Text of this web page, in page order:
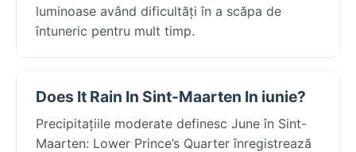
luminoase având dificultăți în a scăpa de
întuneric pentru mult timp.
Does It Rain In Sint-Maarten In iunie?
Precipitațiile moderate definesc June în Sint-
Maarten: Lower Prince’s Quarter înregistrează